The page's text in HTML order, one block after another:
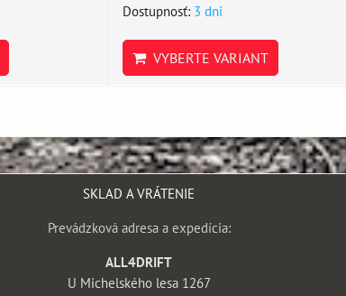
Dostupnosť: 3 dni
VYBERTE VARIANT
SKLAD A VRÁTENIE
Prevádzková adresa a expedícia:
ALL4DRIFT
U Michelského lesa 1267